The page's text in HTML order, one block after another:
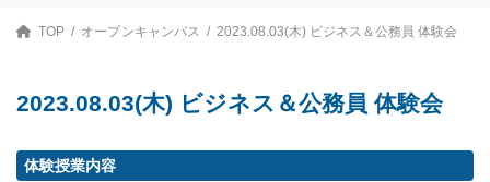
TOP オープンキャンパス 2023.08.03(木) ビジネス＆公務員 体験会
2023.08.03(木) ビジネス＆公務員 体験会
体験授業内容